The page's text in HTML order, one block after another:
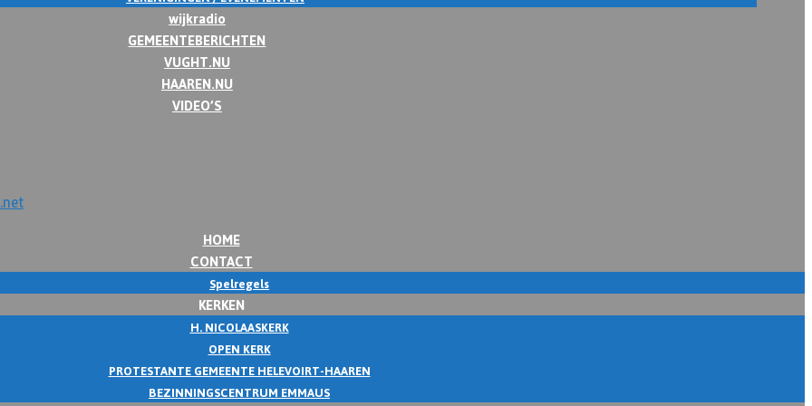
wijkradio
GEMEENTEBERICHTEN
VUGHT.NU
HAAREN.NU
VIDEO’S
HOME
CONTACT
Spelregels
KERKEN
H. NICOLAASKERK
OPEN KERK
PROTESTANTE GEMEENTE HELEVOIRT-HAAREN
BEZINNINGSCENTRUM EMMAUS